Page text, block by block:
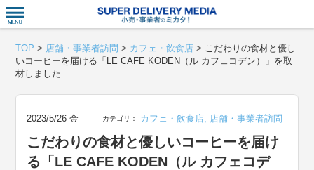
TOP > 店舗・事業者訪問 > カフェ・飲食店 > こだわりの食材と優し
いコーヒーを届ける「LE CAFE KODEN（ル カフェコデン）」を取
材しました
2023/5/26 金 カテゴリ： カフェ・飲食店, 店舗・事業者訪問
こだわりの食材と優しいコーヒーを届け
る「LE CAFE KODEN（ル カフェコデ